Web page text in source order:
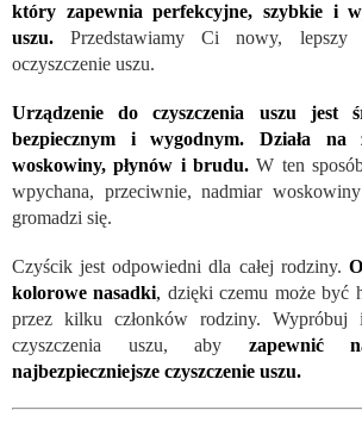
który zapewnia perfekcyjne, szybkie i
uszu. Przedstawiamy Ci nowy, lepszy
oczyszczenie uszu.
Urządzenie do czyszczenia uszu jest
bezpiecznym i wygodnym. Działa na
woskowiny, płynów i brudu. W ten
wpychana, przeciwnie, nadmiar
gromadzi się.
Czyścik jest odpowiedni dla całej rodziny.
kolorowe nasadki, dzięki czemu może być
przez kilku członków rodziny. Wypróbuj
czyszczenia uszu, aby zapewnić
najbezpieczniejsze czyszczenie uszu.